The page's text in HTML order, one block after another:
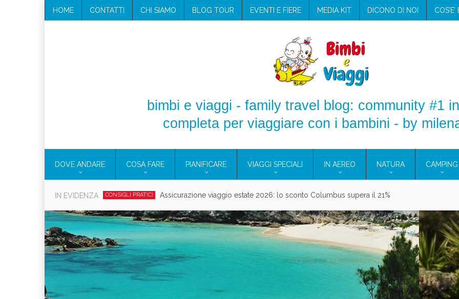
HOME CONTATTI CHI SIAMO BLOG TOUR EVENTI E FIERE MEDIA KIT DICONO DI NOI
bimbi e viaggi - family travel blog: community #1
completa per viaggiare con i bambini - by
DOVE ANDARE COSA FARE PIANIFICARE VIAGGI SPECIALI IN AEREO NATURA CAMPING
IN EVIDENZA CONSIGLI PRATICI Cosmetici solidi in viaggio: i prodotti che hanno conquistato la mia valigia (e la pelle
CAMPANIA Villaggio per famiglie in Cilento: il Blue Marine di Marina di Camerota
CAMPEGGIO Vacanze in campeggio con i bambini: come trovare
CONSIGLI PRATICI Assicurazione viaggio estate 2026: